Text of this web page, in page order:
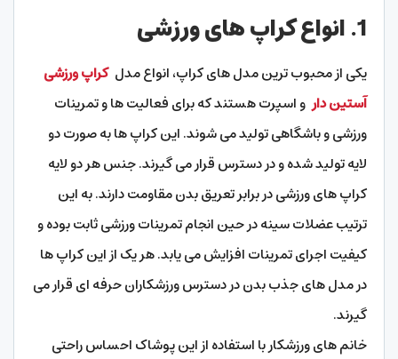
1. انواع کراپ های ورزشی
یکی از محبوب ترین مدل های کراپ، انواع مدلکراپ ورزشی
آستین دارو اسپرت هستند که برای فعالیت ها و تمرینات
ورزشی و باشگاهی تولید می شوند. این کراپ ها به صورت دو
لایه تولید شده و در دسترس قرار می گیرند. جنس هر دو لایه
کراپ های ورزشی در برابر تعریق بدن مقاومت دارند. به این
ترتیب عضلات سینه در حین انجام تمرینات ورزشی ثابت بوده و
کیفیت اجرای تمرینات افزایش می یابد. هر یک از این کراپ ها
در مدل های جذب بدن در دسترس ورزشکاران حرفه ای قرار می
گیرند.
خانم های ورزشکار با استفاده از این پوشاک احساس راحتی